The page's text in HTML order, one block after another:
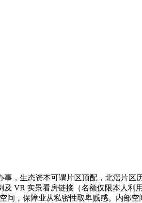
生态资本可谓片区顶配，北滘片区
VR 实景看房链接（名额仅限本人利
，保障业从私密性取卑贱感。内部